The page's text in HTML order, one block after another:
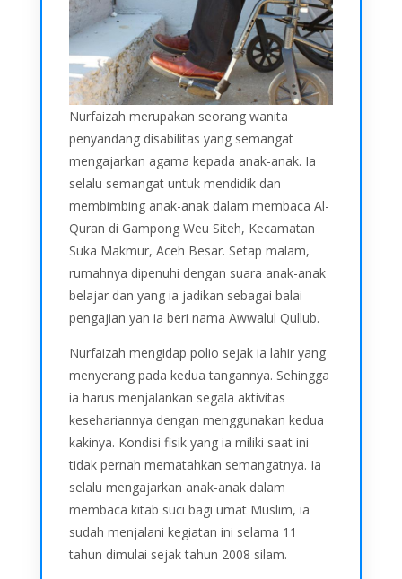
Nurfaizah merupakan seorang wanita
penyandang disabilitas yang semangat
mengajarkan agama kepada anak-anak. Ia
selalu semangat untuk mendidik dan
membimbing anak-anak dalam membaca Al-
Quran di Gampong Weu Siteh, Kecamatan
Suka Makmur, Aceh Besar. Setap malam,
rumahnya dipenuhi dengan suara anak-anak
belajar dan yang ia jadikan sebagai balai
pengajian yan ia beri nama Awwalul Qullub.
Nurfaizah mengidap polio sejak ia lahir yang
menyerang pada kedua tangannya. Sehingga
ia harus menjalankan segala aktivitas
kesehariannya dengan menggunakan kedua
kakinya. Kondisi fisik yang ia miliki saat ini
tidak pernah mematahkan semangatnya. Ia
selalu mengajarkan anak-anak dalam
membaca kitab suci bagi umat Muslim, ia
sudah menjalani kegiatan ini selama 11
tahun dimulai sejak tahun 2008 silam.